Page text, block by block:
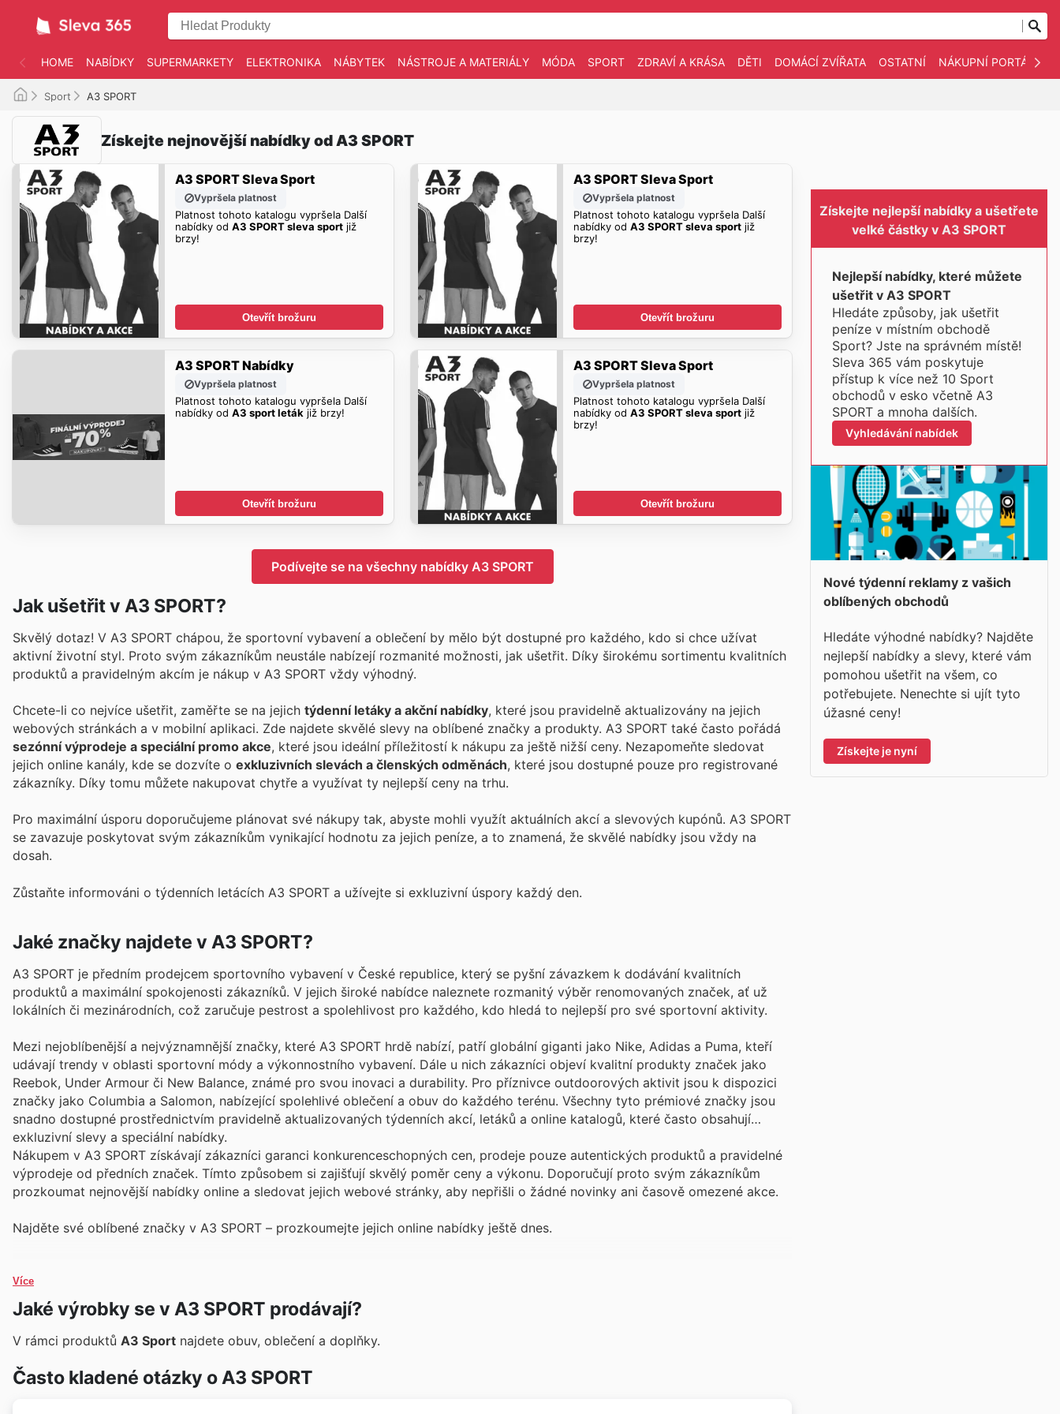
HOME NABÍDKY SUPERMARKETY ELEKTRONIKA NÁBYTEK NÁSTROJE A MATERIÁLY MÓDA SPORT ZDRAVÍ A KRÁSA DĚTI DOMÁCÍ ZVÍŘATA OSTATNÍ NÁKUPNÍ PORTÁLY
Sport A3 SPORT
Získejte nejnovější nabídky od A3 SPORT
A3 SPORT Sleva Sport
Vypršela platnost
Platnost tohoto katalogu vypršela Další
nabídky od A3 SPORT sleva sportjiž
brzy!
Otevřít brožuru
A3 SPORT Sleva Sport
Vypršela platnost
Platnost tohoto katalogu vypršela Další
nabídky odA3 SPORT sleva sport již
brzy!
Otevřít brožuru
A3 SPORT Nabídky
Vypršela platnost
Platnost tohoto katalogu vypršela Další
nabídky od A3 sport leták již brzy!
Otevřít brožuru
A3 SPORT Sleva Sport
Vypršela platnost
Platnost tohoto katalogu vypršela Další
nabídky odA3 SPORT sleva sport již
brzy!
Otevřít brožuru
Podívejte se na všechny nabídky A3 SPORT
Jak ušetřit v A3 SPORT?
Skvělý dotaz! V A3 SPORT chápou, že sportovní vybavení a oblečení by mělo být dostupné pro každého, kdo si chce užívat
aktivní životní styl. Proto svým zákazníkům neustále nabízejí rozmanité možnosti, jak ušetřit. Díky širokému sortimentu kvalitních
produktů a pravidelným akcím je nákup v A3 SPORT vždy výhodný.
Chcete-li co nejvíce ušetřit, zaměřte se na jejich týdenní letáky a akční nabídky, které jsou pravidelně aktualizovány na jejich
webových stránkách a v mobilní aplikaci. Zde najdete skvělé slevy na oblíbené značky a produkty. A3 SPORT také často pořádá
sezónní výprodeje a speciální promo akce, které jsou ideální příležitostí k nákupu za ještě nižší ceny. Nezapomeňte sledovat
jejich online kanály, kde se dozvíte o exkluzivních slevách a členských odměnách, které jsou dostupné pouze pro registrované
zákazníky. Díky tomu můžete nakupovat chytře a využívat ty nejlepší ceny na trhu.
Pro maximální úsporu doporučujeme plánovat své nákupy tak, abyste mohli využít aktuálních akcí a slevových kupónů. A3 SPORT
se zavazuje poskytovat svým zákazníkům vynikající hodnotu za jejich peníze, a to znamená, že skvělé nabídky jsou vždy na
dosah.
Zůstaňte informováni o týdenních letácích A3 SPORT a užívejte si exkluzivní úspory každý den.
Jaké značky najdete v A3 SPORT?
A3 SPORT je předním prodejcem sportovního vybavení v České republice, který se pyšní závazkem k dodávání kvalitních
produktů a maximální spokojenosti zákazníků. V jejich široké nabídce naleznete rozmanitý výběr renomovaných značek, ať už
lokálních či mezinárodních, což zaručuje pestrost a spolehlivost pro každého, kdo hledá to nejlepší pro své sportovní aktivity.
Mezi nejoblíbenější a nejvýznamnější značky, které A3 SPORT hrdě nabízí, patří globální giganti jako Nike, Adidas a Puma, kteří
udávají trendy v oblasti sportovní módy a výkonnostního vybavení. Dále u nich zákazníci objeví kvalitní produkty značek jako
Reebok, Under Armour či New Balance, známé pro svou inovaci a durability. Pro příznivce outdoorových aktivit jsou k dispozici
značky jako Columbia a Salomon, nabízející spolehlivé oblečení a obuv do každého terénu. Všechny tyto prémiové značky jsou
snadno dostupné prostřednictvím pravidelně aktualizovaných týdenních akcí, letáků a online katalogů, které často obsahují
exkluzivní slevy a speciální nabídky.
Nákupem v A3 SPORT získávají zákazníci garanci konkurenceschopných cen, prodeje pouze autentických produktů a pravidelné
výprodeje od předních značek. Tímto způsobem si zajišťují skvělý poměr ceny a výkonu. Doporučují proto svým zákazníkům
prozkoumat nejnovější nabídky online a sledovat jejich webové stránky, aby nepřišli o žádné novinky ani časově omezené akce.
Najděte své oblíbené značky v A3 SPORT – prozkoumejte jejich online nabídky ještě dnes.
Více
Jaké výrobky se v A3 SPORT prodávají?
V rámci produktů A3 Sport najdete obuv, oblečení a doplňky.
Často kladené otázky o A3 SPORT
Získejte nejlepší nabídky a ušetřete
velké částky v A3 SPORT
Nejlepší nabídky, které můžete
ušetřit v A3 SPORT
Hledáte způsoby, jak ušetřit
peníze v místním obchodě
Sport? Jste na správném místě!
Sleva 365 vám poskytuje
přístup k více než 10 Sport
obchodů v esko včetně A3
SPORT a mnoha dalších.
Vyhledávání nabídek
Nové týdenní reklamy z vašich
oblíbených obchodů
Hledáte výhodné nabídky? Najděte
nejlepší nabídky a slevy, které vám
pomohou ušetřit na všem, co
potřebujete. Nenechte si ujít tyto
úžasné ceny!
Získejte je nyní